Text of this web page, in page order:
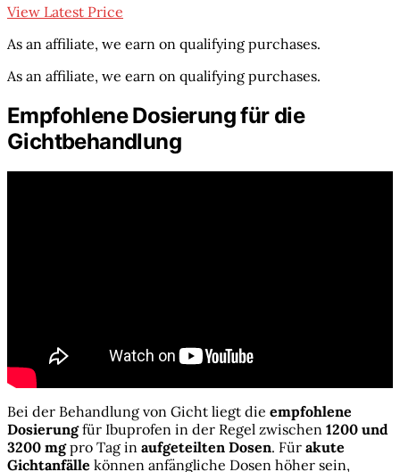
View Latest Price
As an affiliate, we earn on qualifying purchases.
As an affiliate, we earn on qualifying purchases.
Empfohlene Dosierung für die
Gichtbehandlung
Bei der Behandlung von Gicht liegt die empfohlene
Dosierungfür Ibuprofen in der Regel zwischen 1200 und
3200 mgpro Tag in aufgeteilten Dosen. Für akute
Gichtanfälle können anfängliche Dosen höher sein,